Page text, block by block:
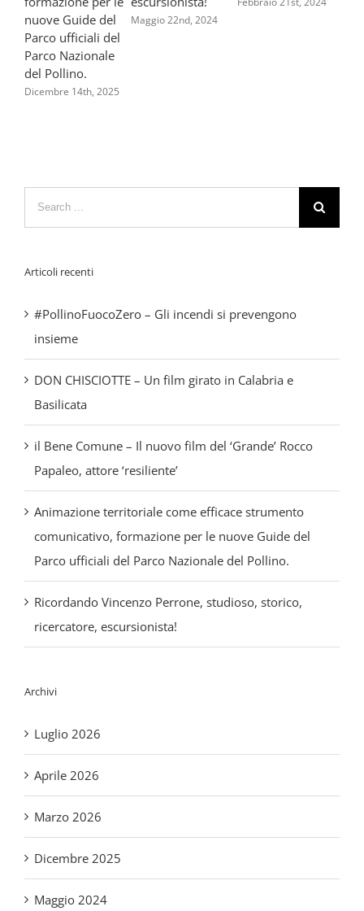
Articoli recenti
insieme
DON CHISCIOTTE – Un film girato in Calabria e
Basilicata
il Bene Comune – Il nuovo film del ‘Grande’ Rocco
Papaleo, attore ‘resiliente’
Animazione territoriale come efficace strumento
comunicativo, formazione per le nuove Guide del
Ricordando Vincenzo Perrone, studioso, storico,
ricercatore, escursionista!
Archivi
Marzo 2026
Dicembre 2025
Maggio 2024
Febbraio 2024